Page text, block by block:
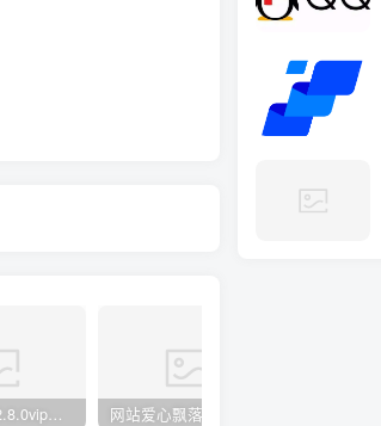
MT管理器v2.8.0vip破解版 网站爱心飘落特效js